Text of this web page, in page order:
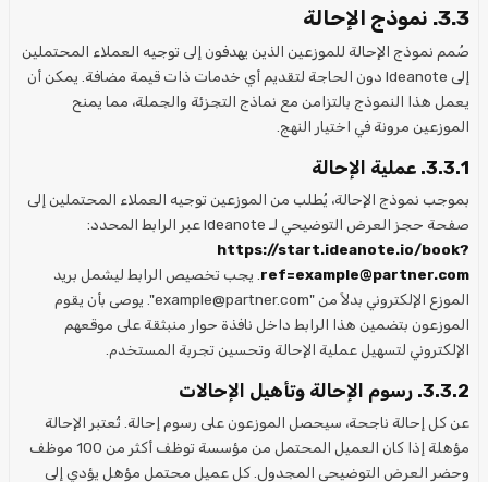
3.3. نموذج الإحالة
صُمم نموذج الإحالة للموزعين الذين يهدفون إلى توجيه العملاء المحتملين
إلى Ideanote دون الحاجة لتقديم أي خدمات ذات قيمة مضافة. يمكن أن
يعمل هذا النموذج بالتزامن مع نماذج التجزئة والجملة، مما يمنح
الموزعين مرونة في اختيار النهج.
3.3.1. عملية الإحالة
بموجب نموذج الإحالة، يُطلب من الموزعين توجيه العملاء المحتملين إلى
صفحة حجز العرض التوضيحي لـ Ideanote عبر الرابط المحدد:
https://start.ideanote.io/book?
ref=example@partner.com . يجب تخصيص الرابط ليشمل بريد
الموزع الإلكتروني بدلاً من "example@partner.com". يوصى بأن يقوم
الموزعون بتضمين هذا الرابط داخل نافذة حوار منبثقة على موقعهم
الإلكتروني لتسهيل عملية الإحالة وتحسين تجربة المستخدم.
3.3.2. رسوم الإحالة وتأهيل الإحالات
عن كل إحالة ناجحة، سيحصل الموزعون على رسوم إحالة. تُعتبر الإحالة
مؤهلة إذا كان العميل المحتمل من مؤسسة توظف أكثر من 100 موظف
وحضر العرض التوضيحي المجدول. كل عميل محتمل مؤهل يؤدي إلى